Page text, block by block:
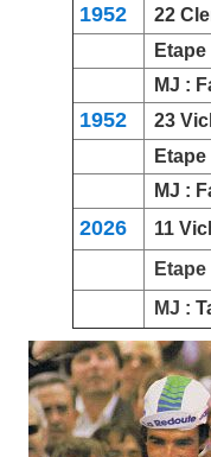
1952 22
Etape
MJ :
1952 23
Etape
MJ :
2026 11
Etape
MJ :